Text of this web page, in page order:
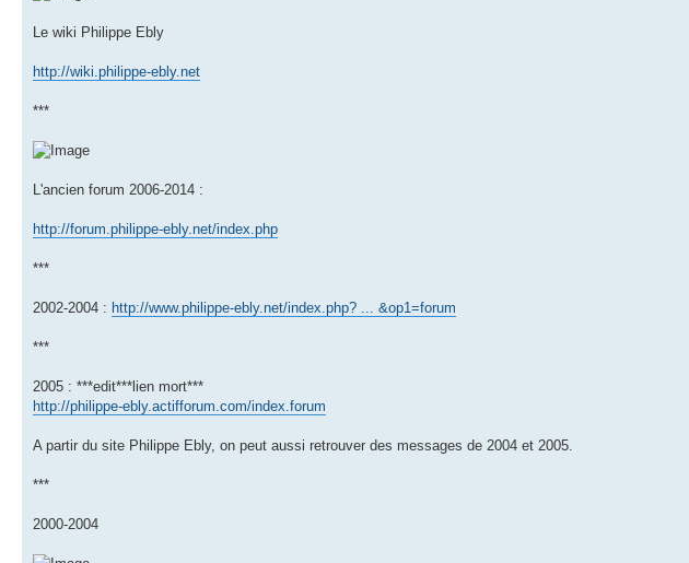
Le wiki Philippe Ebly
http://wiki.philippe-ebly.net
***
L'ancien forum 2006-2014 :
http://forum.philippe-ebly.net/index.php
***
2002-2004 : http://www.philippe-ebly.net/index.php? ... &op1=forum
***
2005 : ***edit***lien mort***
http://philippe-ebly.actifforum.com/index.forum
A partir du site Philippe Ebly, on peut aussi retrouver des messages de 2004 et 2005.
***
2000-2004